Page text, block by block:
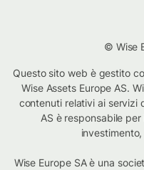
© Wise
Questo sito web è gestito
Wise Assets Europe AS.
contenuti relativi ai servizi
AS è responsabile
Wise Europe SA è una